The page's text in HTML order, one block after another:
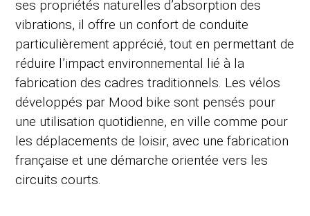
ses propriétés naturelles d’absorption des
vibrations, il offre un confort de conduite
particulièrement apprécié, tout en permettant de
réduire l’impact environnemental lié à la
fabrication des cadres traditionnels. Les vélos
développés par Mood bike sont pensés pour
une utilisation quotidienne, en ville comme pour
les déplacements de loisir, avec une fabrication
française et une démarche orientée vers les
circuits courts.